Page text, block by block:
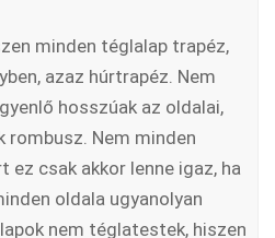
minden téglalap trapéz,
azaz húrtrapéz. Nem
hosszúak az oldalai,
rombusz. Nem minden
ez csak akkor lenne igaz, ha
oldala ugyanolyan
nem téglatestek, hiszen